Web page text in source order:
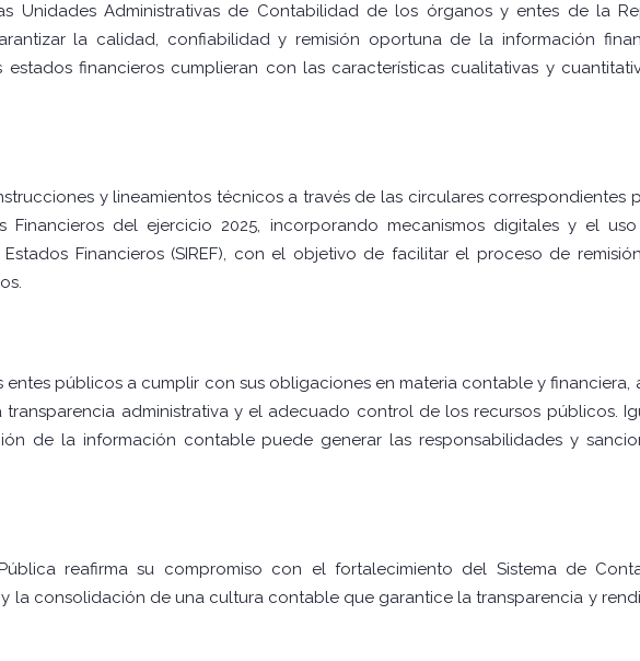
Unidades Administrativas de Contabilidad de los órganos y entes de la
la calidad, confiabilidad y remisión oportuna de la información
financieros cumplieran con las características cualitativas y
y lineamientos técnicos a través de las circulares correspondientes
Financieros del ejercicio 2025, incorporando mecanismos digitales y el
Financieros (SIREF), con el objetivo de facilitar el proceso de
entes públicos a cumplir con sus obligaciones en materia contable y financiera,
administrativa y el adecuado control de los recursos públicos.
de la información contable puede generar las responsabilidades y
reafirma su compromiso con el fortalecimiento del Sistema de
la consolidación de una cultura contable que garantice la transparencia y